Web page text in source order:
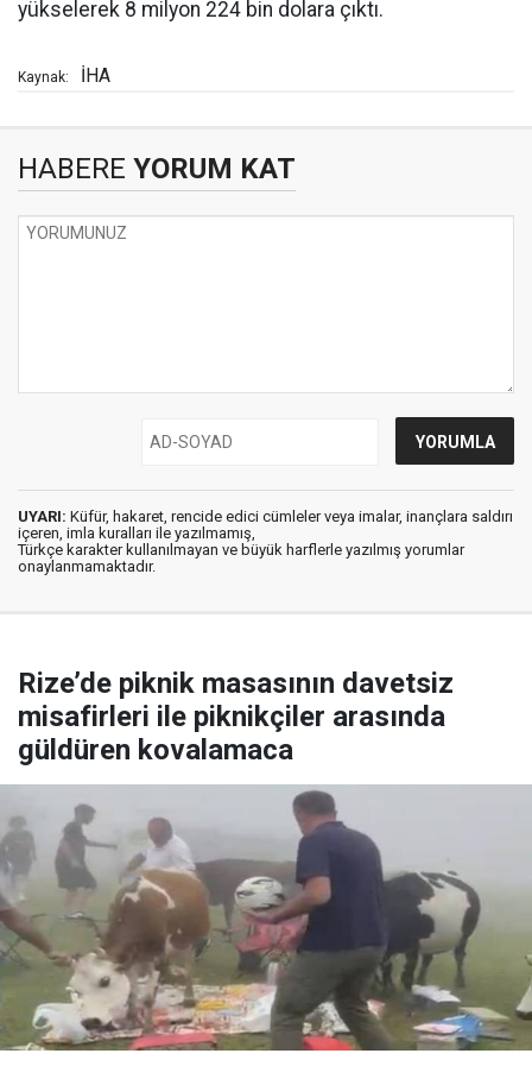
yükselerek 8 milyon 224 bin dolara çıktı.
Kaynak: İHA
HABERE YORUM KAT
UYARI: Küfür, hakaret, rencide edici cümleler veya imalar, inançlara saldırı
içeren, imla kuralları ile yazılmamış,
Türkçe karakter kullanılmayan ve büyük harflerle yazılmış yorumlar
onaylanmamaktadır.
Rize’de piknik masasının davetsiz
misafirleri ile piknikçiler arasında
güldüren kovalamaca